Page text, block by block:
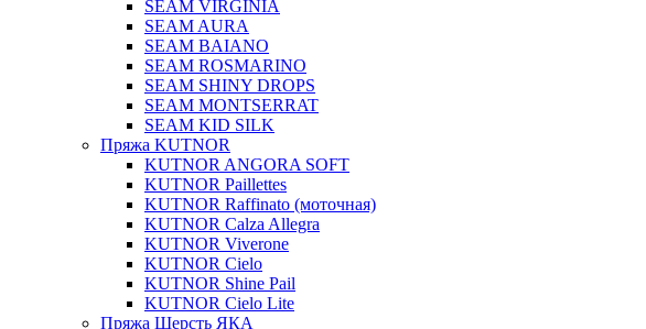
SEAM VIRGINIA
SEAM AURA
SEAM BAIANO
SEAM ROSMARINO
SEAM SHINY DROPS
SEAM MONTSERRAT
SEAM KID SILK
Пряжа KUTNOR
KUTNOR ANGORA SOFT
KUTNOR Paillettes
KUTNOR Raffinato (моточная)
KUTNOR Calza Allegra
KUTNOR Viverone
KUTNOR Cielo
KUTNOR Shine Pail
KUTNOR Cielo Lite
Пряжа Шерсть ЯКА